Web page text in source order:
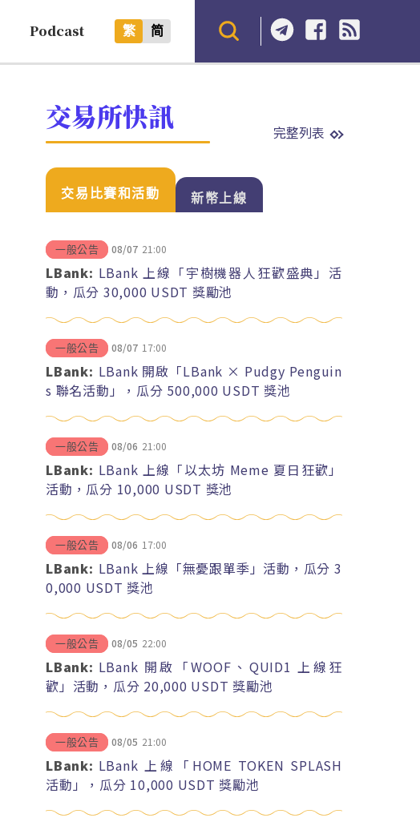
Podcast 繁 简
交易所快訊 完整列表
交易比賽和活動 新幣上線
一般公告 08/07 21:00
LBank: LBank 上線「宇樹機器人狂歡盛典」活
動，瓜分 30,000 USDT 獎勵池
一般公告 08/07 17:00
LBank: LBank 開啟「LBank × Pudgy Penguin
s 聯名活動」，瓜分 500,000 USDT 獎池
一般公告 08/06 21:00
LBank: LBank 上線「以太坊 Meme 夏日狂歡」
活動，瓜分 10,000 USDT 獎池
一般公告 08/06 17:00
LBank: LBank 上線「無憂跟單季」活動，瓜分 3
0,000 USDT 獎池
一般公告 08/05 22:00
LBank: LBank 開啟「WOOF、QUID1 上線狂
歡」活動，瓜分 20,000 USDT 獎勵池
一般公告 08/05 21:00
LBank: LBank 上線「HOME TOKEN SPLASH
活動」，瓜分 10,000 USDT 獎勵池